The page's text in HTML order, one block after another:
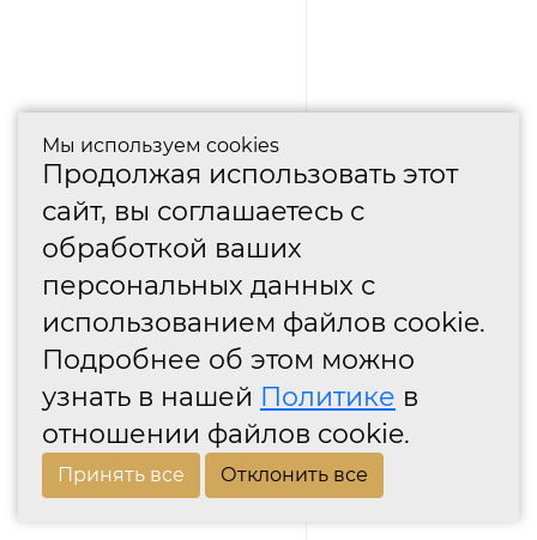
Мы используем cookies
Продолжая использовать этот
сайт, вы соглашаетесь с
обработкой ваших
персональных данных с
использованием файлов cookie.
Подробнее об этом можно
узнать в нашей Политике в
отношении файлов cookie.
Принять все Отклонить все